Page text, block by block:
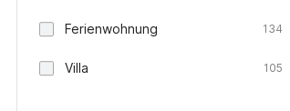
Ferienwohnung 134
Villa 105